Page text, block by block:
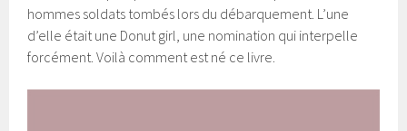
hommes soldats tombés lors du débarquement. L’une
d’elle était une Donut girl, une nomination qui interpelle
forcément. Voilà comment est né ce livre.